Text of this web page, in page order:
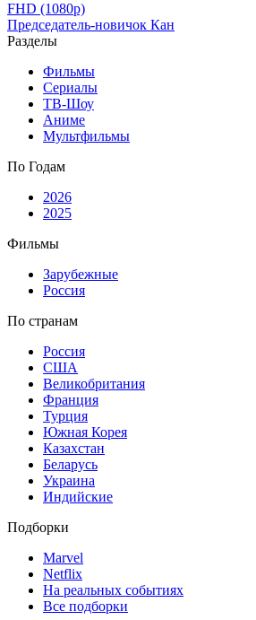
FHD (1080p)
Председатель-новичок Кан
Разделы
Фильмы
Сериалы
ТВ-Шоу
Аниме
Мультфильмы
По Годам
2026
2025
Фильмы
Зарубежные
Россия
По странам
Россия
США
Великобритания
Франция
Турция
Южная Корея
Казахстан
Беларусь
Украина
Индийские
Подборки
Marvel
Netflix
На реальных событиях
Все подборки